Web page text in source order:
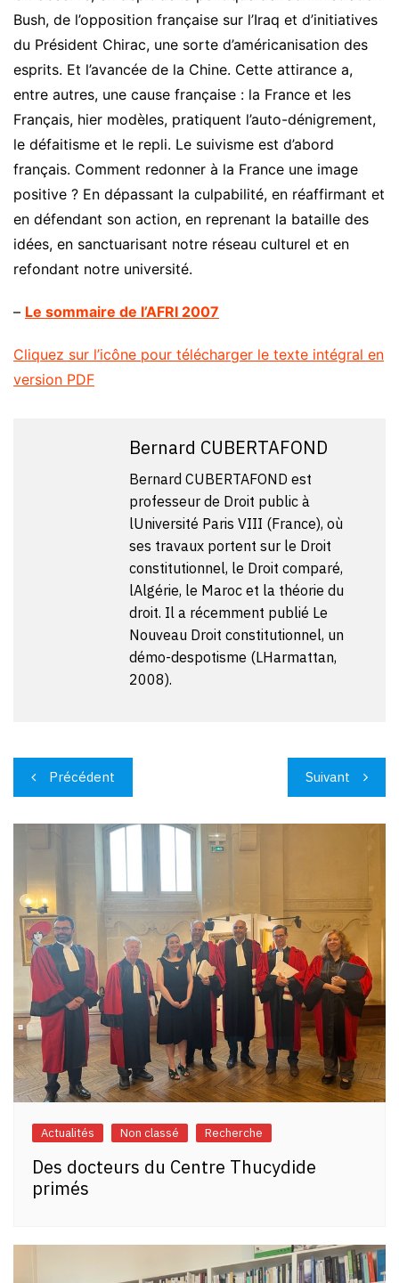
Bush, de l’opposition française sur l’Iraq et d’initiatives
du Président Chirac, une sorte d’américanisation des
esprits. Et l’avancée de la Chine. Cette attirance a,
entre autres, une cause française : la France et les
Français, hier modèles, pratiquent l’auto-dénigrement,
le défaitisme et le repli. Le suivisme est d’abord
français. Comment redonner à la France une image
positive ? En dépassant la culpabilité, en réaffirmant et
en défendant son action, en reprenant la bataille des
idées, en sanctuarisant notre réseau culturel et en
refondant notre université.
– Le sommaire de l’AFRI 2007
Cliquez sur l’icône pour télécharger le texte intégral en
version PDF
Bernard CUBERTAFOND
Bernard CUBERTAFOND est
professeur de Droit public à
lUniversité Paris VIII (France), où
ses travaux portent sur le Droit
constitutionnel, le Droit comparé,
lAlgérie, le Maroc et la théorie du
droit. Il a récemment publié Le
Nouveau Droit constitutionnel, un
démo-despotisme (LHarmattan,
2008).
Navigation
de
l’article
Précédent Suivant
Actualités Non classé Recherche
Des docteurs du Centre Thucydide
primés